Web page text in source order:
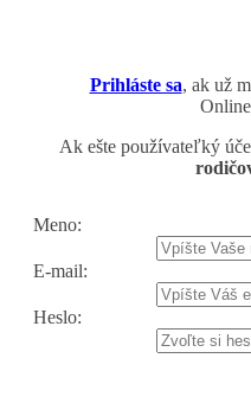
Prihláste sa, ak už
Ak ešte používateľký
Meno:
E-mail:
Heslo: